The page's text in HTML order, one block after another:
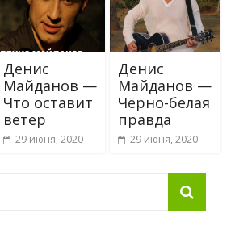
Денис
Майданов —
Что оставит
ветер
29 июня, 2020
Денис
Майданов —
Чёрно-белая
правда
29 июня, 2020